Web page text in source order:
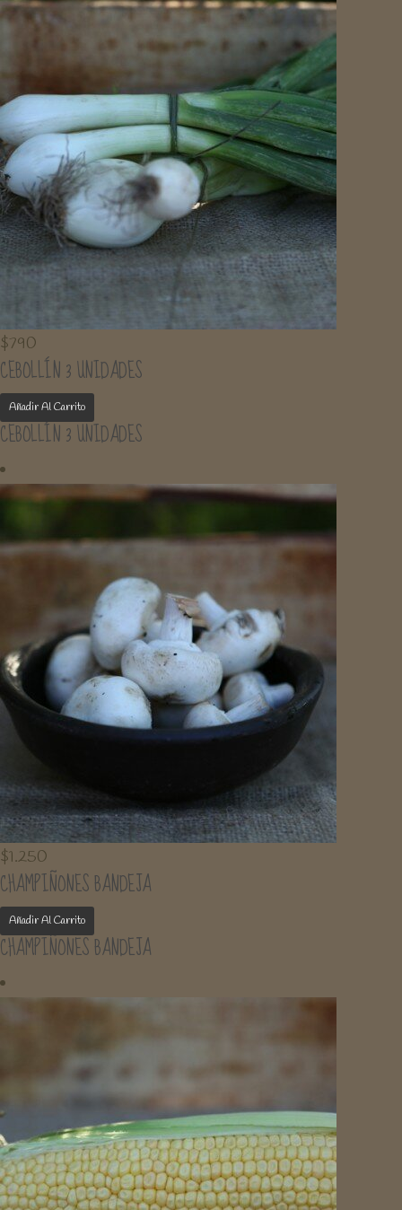
$790
CEBOLLÍN 3 UNIDADES
Añadir Al Carrito
CEBOLLÍN 3 UNIDADES
$1.250
CHAMPIÑONES BANDEJA
Añadir Al Carrito
CHAMPIÑONES BANDEJA